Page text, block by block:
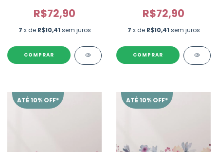
R$72,90
7 x de R$10,41 sem juros
R$72,90
7 x de R$10,41 sem juros
ATÉ 10% OFF* ATÉ 10% OFF*